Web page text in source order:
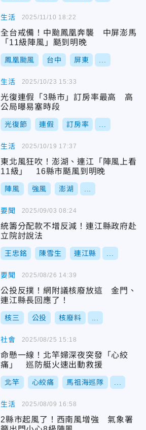
生活
全台戒備！中颱鳳凰奔襲 中屏澎馬
「11級陣風」颳到明晚
鳳凰颱風 台中 屏東
2025/11/10 18:22
生活
光復連假「3縣市」訂房率最高 高
公局曝易塞時段
光復節 連假 訂房率
2025/10/23 15:33
生活
東北風狂吹！澎湖、連江「陣風上看
11級」 16縣市颳風到明晚
陣風 強風 澎湖
2025/10/19 17:37
要聞
統籌分配款不增反減！連江縣政府赴
立院討說法
王忠銘 陳雪生 連江縣
2025/09/03 08:24
要聞
公投反撲！網附議核廢放這 金門、
連江縣長回應了！
核三 公投 核廢料
2025/08/26 14:39
社會
命懸一線！北竿婦深夜突發「心絞
痛」 巡防艇火速出動救援
北竿 心絞痛 馬祖海巡隊
2025/08/25 15:18
生活
2縣市起風了！西南風增強 氣象署
2025/08/09 16:58